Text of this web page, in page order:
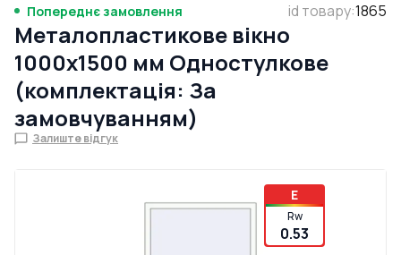
Попереднє замовлення id товару:1865
Металопластикове вікно
1000x1500 мм Одностулкове
(комплектація: За
замовчуванням)
Залиште відгук
E
Rw
0.53